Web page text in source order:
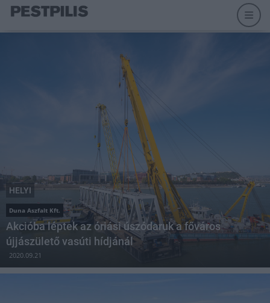
HELYI
Duna Aszfalt Kft.
Akcióba léptek az óriási úszódaruk a főváros
újjászülető vasúti hídjánál
2020.09.21